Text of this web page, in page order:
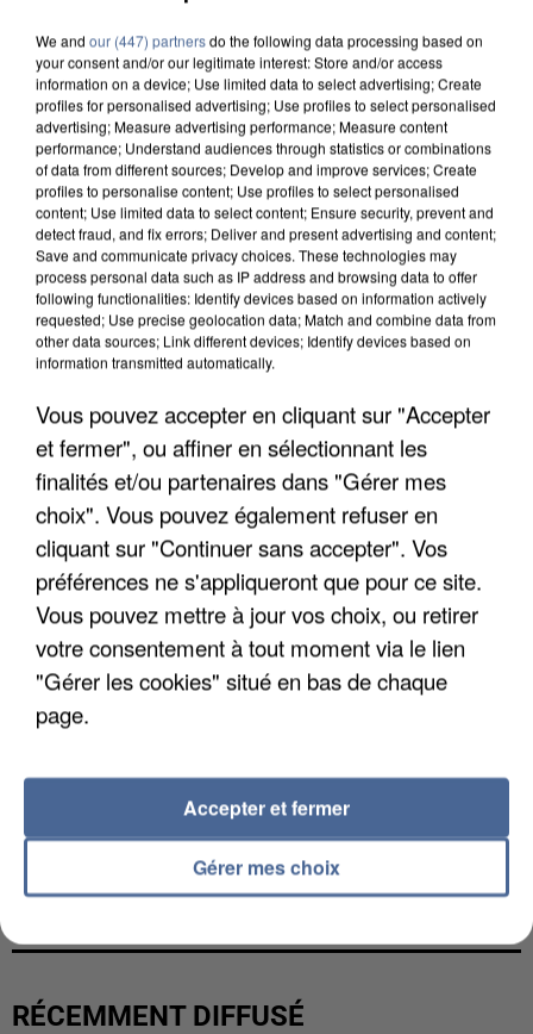
APRÈS TOUTES CES CANICULES, LES REFUGES
DE FAUNE SAUVAGE SONT...
L’UN DES FONDATEURS SUPPOSÉS DE LA DZ
MAFIA INTERPELLÉ EN ALGÉRIE
RÉCEMMENT DIFFUSÉ
We and our (447) partnersdo the following data processing based on
your consent and/or our legitimate interest: Store and/or access
information on a device; Use limited data to select advertising; Create
profiles for personalised advertising; Use profiles to select personalised
advertising; Measure advertising performance; Measure content
performance; Understand audiences through statistics or combinations
of data from different sources; Develop and improve services; Create
profiles to personalise content; Use profiles to select personalised
content; Use limited data to select content; Ensure security, prevent and
detect fraud, and fix errors; Deliver and present advertising and content;
Save and communicate privacy choices. These technologies may
process personal data such as IP address and browsing data to offer
following functionalities: Identify devices based on information actively
requested; Use precise geolocation data; Match and combine data from
other data sources; Link different devices; Identify devices based on
information transmitted automatically.
Vous pouvez accepter en cliquant sur "Accepter
et fermer", ou affiner en sélectionnant les
finalités et/ou partenaires dans "Gérer mes
choix". Vous pouvez également refuser en
cliquant sur "Continuer sans accepter". Vos
préférences ne s'appliqueront que pour ce site.
Vous pouvez mettre à jour vos choix, ou retirer
votre consentement à tout moment via le lien
"Gérer les cookies" situé en bas de chaque
page.
Gérer mes choix
Accepter et fermer